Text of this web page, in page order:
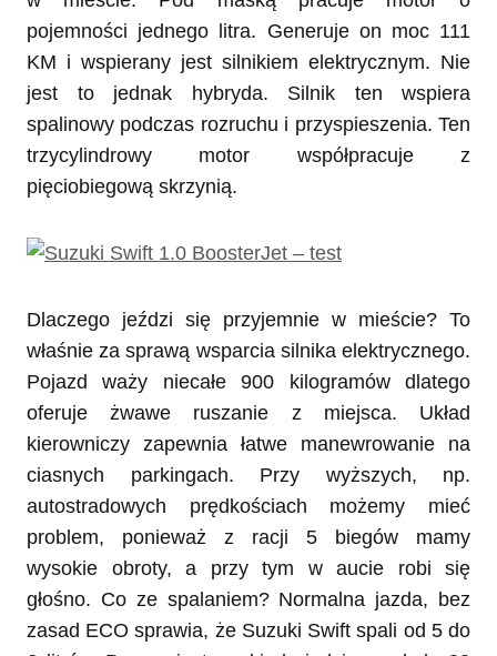
pojemności jednego litra. Generuje on moc 111
KM i wspierany jest silnikiem elektrycznym. Nie
jest to jednak hybryda. Silnik ten wspiera
spalinowy podczas rozruchu i przyspieszenia. Ten
trzycylindrowy motor współpracuje z
pięciobiegową skrzynią.
Dlaczego jeździ się przyjemnie w mieście? To
właśnie za sprawą wsparcia silnika elektrycznego.
Pojazd waży niecałe 900 kilogramów dlatego
oferuje żwawe ruszanie z miejsca. Układ
kierowniczy zapewnia łatwe manewrowanie na
ciasnych parkingach. Przy wyższych, np.
autostradowych prędkościach możemy mieć
problem, ponieważ z racji 5 biegów mamy
wysokie obroty, a przy tym w aucie robi się
głośno. Co ze spalaniem? Normalna jazda, bez
zasad ECO sprawia, że Suzuki Swift spali od 5 do